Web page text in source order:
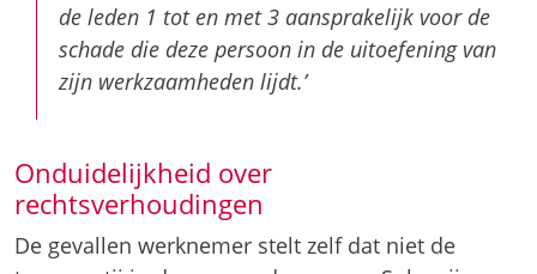
de leden 1 tot en met 3 aansprakelijk voor de
schade die deze persoon in de uitoefening van
zijn werkzaamheden lijdt.’
Onduidelijkheid over
rechtsverhoudingen
De gevallen werknemer stelt zelf dat niet de